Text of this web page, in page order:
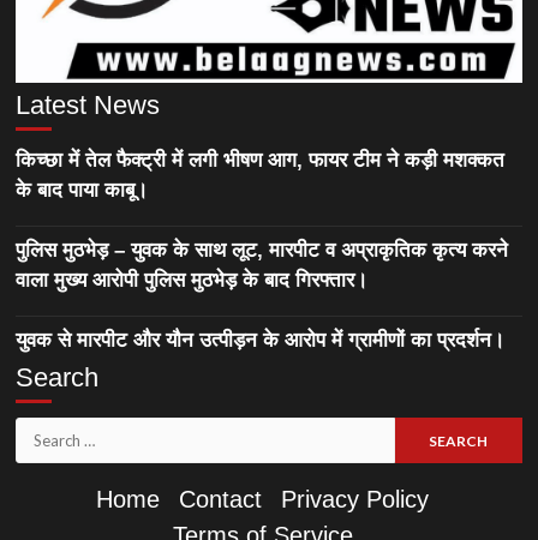
Latest News
किच्छा में तेल फैक्ट्री में लगी भीषण आग, फायर टीम ने कड़ी मशक्कत
के बाद पाया काबू।
पुलिस मुठभेड़ – युवक के साथ लूट, मारपीट व अप्राकृतिक कृत्य करने
वाला मुख्य आरोपी पुलिस मुठभेड़ के बाद गिरफ्तार।
युवक से मारपीट और यौन उत्पीड़न के आरोप में ग्रामीणों का प्रदर्शन।
Search
Search
for:
Home
Contact
Privacy Policy